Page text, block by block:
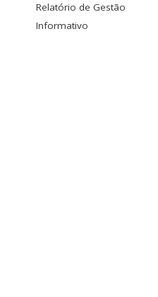
Relatório de Gestão
Informativo